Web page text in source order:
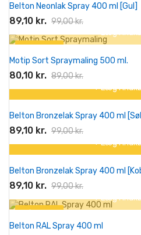
-10%
Belton Neonlak Spray 400 ml [Gul]
89,10 kr. 99,00 kr.
På tilbud!
-10%
+ Læg I
Motip Sort Spraymaling 500 ml.
80,10 kr. 89,00 kr.
På tilbud!
-10%
+ Læg I
Belton Bronzelak Spray 400 ml
89,10 kr. 99,00 kr.
På tilbud!
-10%
+ Læg I
Belton Bronzelak Spray 400 ml
89,10 kr. 99,00 kr.
På tilbud!
-11,00 kr.
+ Læg I
Belton RAL Spray 400 ml